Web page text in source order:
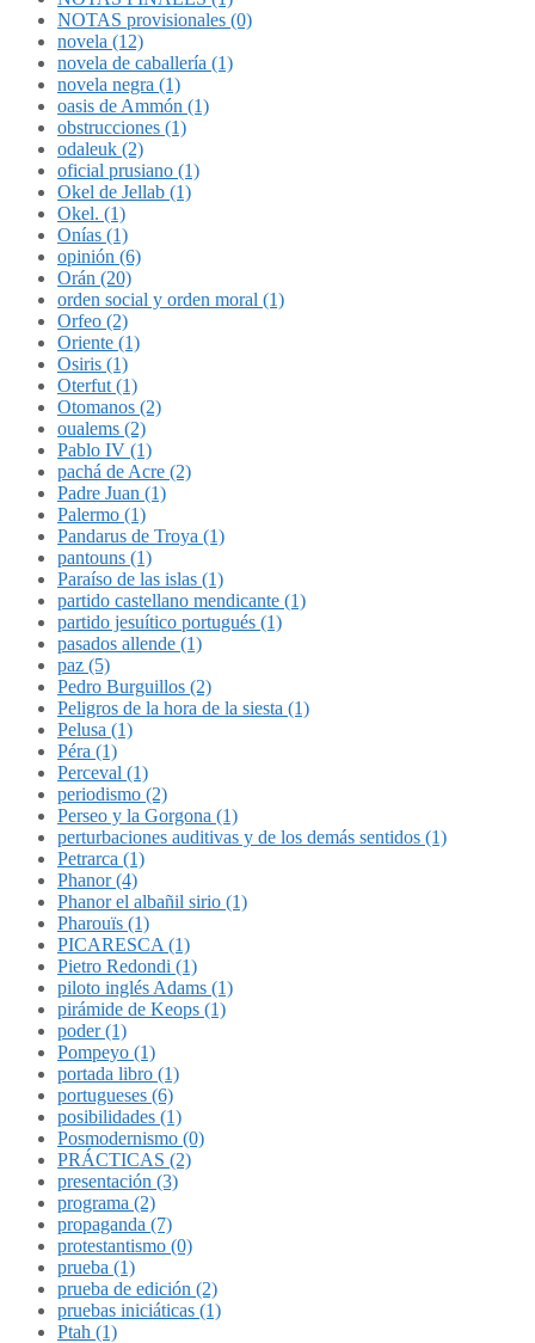
NOTAS provisionales (0)
novela (12)
novela de caballería (1)
novela negra (1)
oasis de Ammón (1)
obstrucciones (1)
odaleuk (2)
oficial prusiano (1)
Okel de Jellab (1)
Okel. (1)
Onías (1)
opinión (6)
Orán (20)
orden social y orden moral (1)
Orfeo (2)
Oriente (1)
Osiris (1)
Oterfut (1)
Otomanos (2)
oualems (2)
Pablo IV (1)
pachá de Acre (2)
Padre Juan (1)
Palermo (1)
Pandarus de Troya (1)
pantouns (1)
Paraíso de las islas (1)
partido castellano mendicante (1)
partido jesuítico portugués (1)
pasados allende (1)
paz (5)
Pedro Burguillos (2)
Peligros de la hora de la siesta (1)
Pelusa (1)
Péra (1)
Perceval (1)
periodismo (2)
Perseo y la Gorgona (1)
perturbaciones auditivas y de los demás sentidos (1)
Petrarca (1)
Phanor (4)
Phanor el albañil sirio (1)
Pharouïs (1)
PICARESCA (1)
Pietro Redondi (1)
piloto inglés Adams (1)
pirámide de Keops (1)
poder (1)
Pompeyo (1)
portada libro (1)
portugueses (6)
posibilidades (1)
Posmodernismo (0)
PRÁCTICAS (2)
presentación (3)
programa (2)
propaganda (7)
protestantismo (0)
prueba (1)
prueba de edición (2)
pruebas iniciáticas (1)
Ptah (1)